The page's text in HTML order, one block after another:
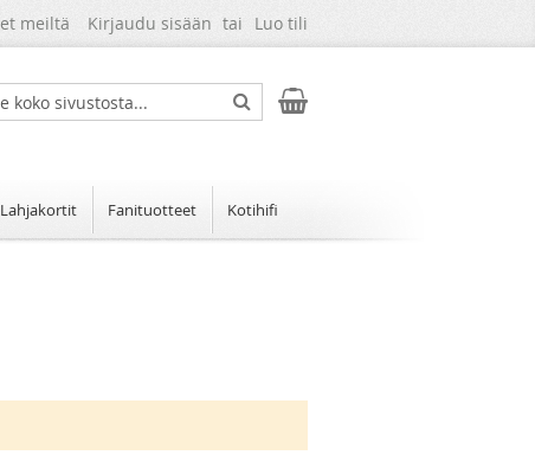
meiltä Kirjaudu sisään Luo tili
Search
Ostoskori
Lahjakortit Fanituotteet Kotihifi